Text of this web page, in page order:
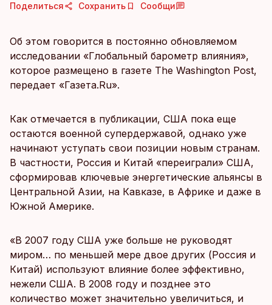
Поделиться Сохранить Сообщи
Об этом говорится в постоянно обновляемом
исследовании «Глобальный барометр влияния»,
которое размещено в газете The Washington Post,
передает «Газета.Ru».
Как отмечается в публикации, США пока еще
остаются военной супердержавой, однако уже
начинают уступать свои позиции новым странам.
В частности, Россия и Китай «переиграли» США,
сформировав ключевые энергетические альянсы в
Центральной Азии, на Кавказе, в Африке и даже в
Южной Америке.
«В 2007 году США уже больше не руководят
миром… по меньшей мере двое других (Россия и
Китай) используют влияние более эффективно,
нежели США. В 2008 году и позднее это
количество может значительно увеличиться, и